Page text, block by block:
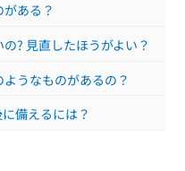
ある？
? 見直したほうがよい？
うなものがあるの？
備えるには？